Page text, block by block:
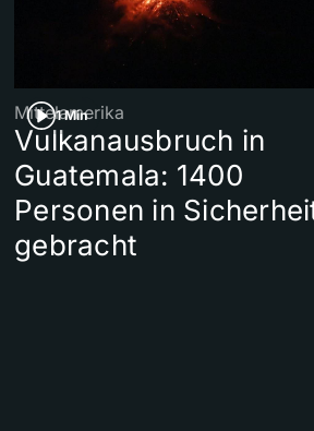
1 Min
Mittelamerika
Vulkanausbruch in
Guatemala: 1400
Personen in
gebracht